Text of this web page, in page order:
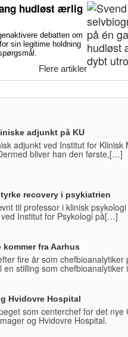
hudløst ærlig
debatten om
sin legitime holdning
Flere artikler
adjunkt på KU
adjunkt ved Institut for Klinisk
bliver han den første,[…]
recovery i psykiatrien
til professor i klinisk psykologi
Institut for Psykologi på[…]
fra Aarhus
fire år som chefbioanalytiker
stilling som chefbioanalytiker
Hvidovre Hospital
som centerchef for det nye
og Hvidovre Hospital.